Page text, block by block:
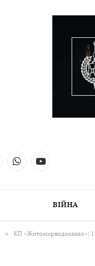
WhatsAppYouTube
ВІЙНА
» КП «Житомирводоканал»: